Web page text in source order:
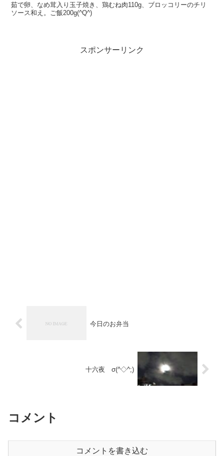
茹で卵、なめ茸入り玉子焼き、鶏むね肉110g、ブロッコリーのチリ
ソース和え。ご飯200g(^Q^)
スポンサーリンク
今日のお弁当
十六夜 σ(^◇^;)
コメント
コメントを書き込む